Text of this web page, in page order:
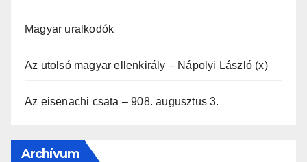
Magyar uralkodók
Az utolsó magyar ellenkirály – Nápolyi László (x)
Az eisenachi csata – 908. augusztus 3.
Archívum